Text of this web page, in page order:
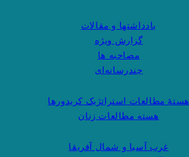
یادداشتها و مقالات
گزارش ویژه
مصاحبه ها
چندرسانه‌ای
هستهٔ مطالعات استراتژیک کریدورها
هسته مطالعات زنان
غرب آسیا و شمال آفریقا